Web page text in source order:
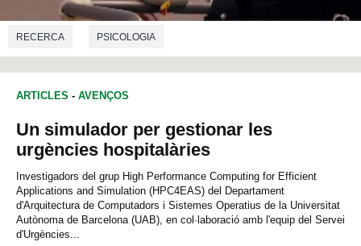
RECERCA PSICOLOGIA
ARTICLES - AVENÇOS
Un simulador per gestionar les
urgències hospitalàries
Investigadors del grup High Performance Computing for Efficient
Applications and Simulation (HPC4EAS) del Departament
d'Arquitectura de Computadors i Sistemes Operatius de la Universitat
Autònoma de Barcelona (UAB), en col·laboració amb l'equip del Servei
d'Urgències...